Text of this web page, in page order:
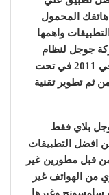
هاتفك المحمول
واهمها
جوجل لنظام
التشغيل أندرويد، بدأت جوجل في تطويره في 2011 في تحت
ثم تطوير تقنية
بلاي فقط
افضل التطبيقات
من قبل مطورين غير
من الهواتف غير